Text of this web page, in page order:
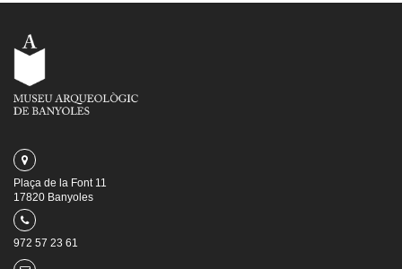
Plaça de la Font 11
17820 Banyoles
972 57 23 61